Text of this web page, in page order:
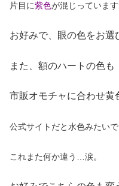
片目に紫色が混じっていま
お好みで、眼の色をお選
また、額のハートの色も
市販オモチャに合わせ黄
公式サイトだと水色みたいで
これまた何か違う…涙。